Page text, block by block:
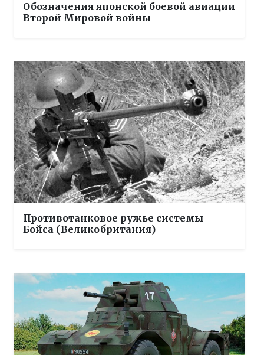
Обозначения японской боевой авиации
Второй Мировой войны
Противотанковое ружье системы
Бойса (Великобритания)